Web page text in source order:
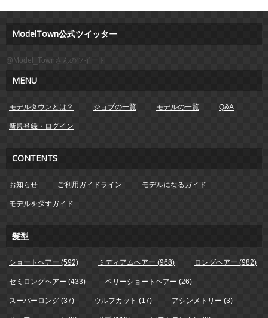
ModelTown公式ツイッター
@Model_Townさんのツイート
MENU
モデルタウンとは？ ジョブの一覧 モデルの一覧 Q&A
新規登録・ログイン
CONTENTS
お知らせ ご利用ガイドライン モデルになるガイド
モデルを探すガイド
髪型
ショートヘアー (592) ミディアムヘアー (968) ロングヘアー (982)
セミロングヘアー (433) ベリーショートヘアー (26)
スーパーロング (37) ウルフカット (17) アシンメトリー (3)